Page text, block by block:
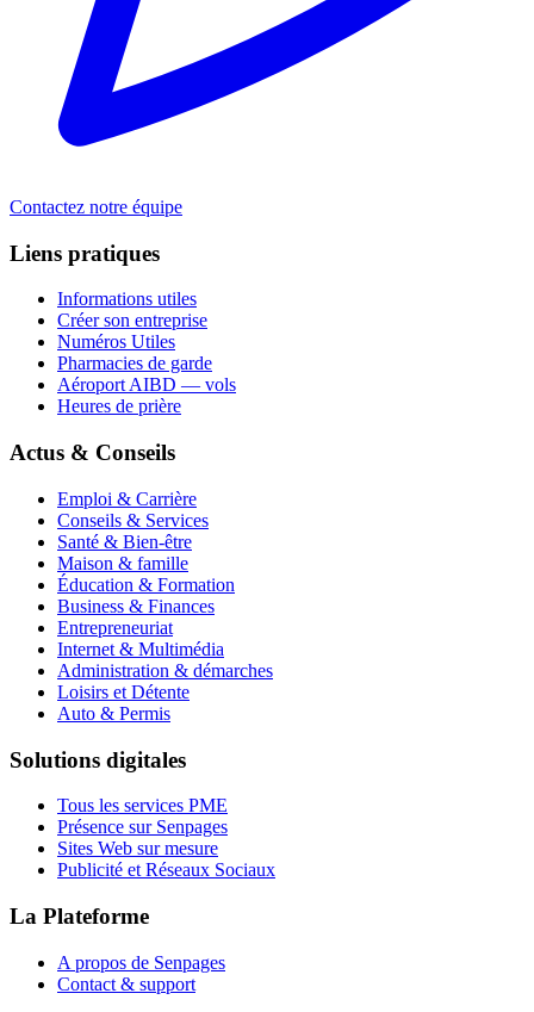
Contactez notre équipe
Liens pratiques
Informations utiles
Créer son entreprise
Numéros Utiles
Pharmacies de garde
Aéroport AIBD — vols
Heures de prière
Actus & Conseils
Emploi & Carrière
Conseils & Services
Santé & Bien-être
Maison & famille
Éducation & Formation
Business & Finances
Entrepreneuriat
Internet & Multimédia
Administration & démarches
Loisirs et Détente
Auto & Permis
Solutions digitales
Tous les services PME
Présence sur Senpages
Sites Web sur mesure
Publicité et Réseaux Sociaux
La Plateforme
A propos de Senpages
Contact & support